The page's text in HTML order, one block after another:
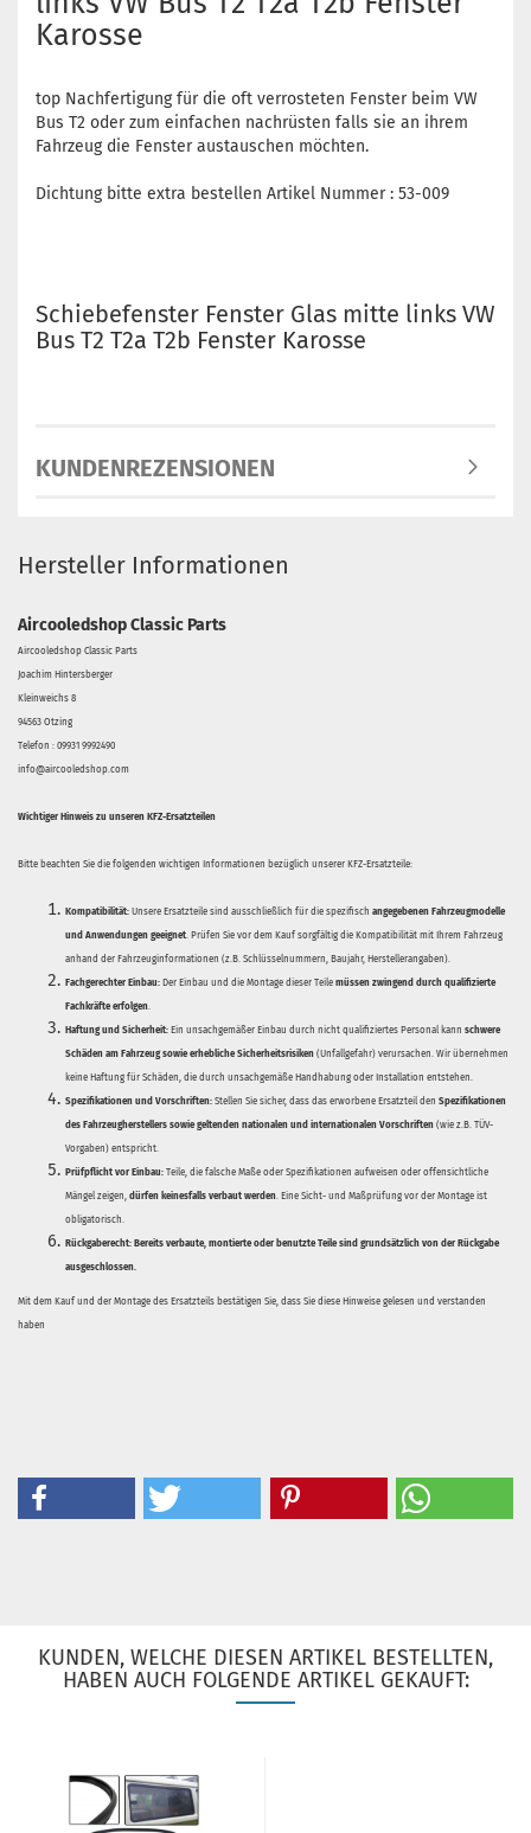
Karosse
top Nachfertigung für die oft verrosteten Fenster beim VW
Bus T2 oder zum einfachen nachrüsten falls sie an ihrem
Fahrzeug die Fenster austauschen möchten.
Dichtung bitte extra bestellen Artikel Nummer : 53-009
Schiebefenster Fenster Glas mitte links VW
Bus T2 T2a T2b Fenster Karosse
KUNDENREZENSIONEN
Hersteller Informationen
Aircooledshop Classic Parts
Aircooledshop Classic Parts
Joachim Hintersberger
Kleinweichs 8
94563 Otzing
Telefon : 09931 9992490
info@aircooledshop.com
Wichtiger Hinweis zu unseren KFZ-Ersatzteilen
Bitte beachten Sie die folgenden wichtigen Informationen bezüglich unserer KFZ-Ersatzteile:
Kompatibilität: Unsere Ersatzteile sind ausschließlich für die spezifisch angegebenen Fahrzeugmodelle
und Anwendungen geeignet. Prüfen Sie vor dem Kauf sorgfältig die Kompatibilität mit Ihrem Fahrzeug
anhand der Fahrzeuginformationen (z.B. Schlüsselnummern, Baujahr, Herstellerangaben).
Fachgerechter Einbau: Der Einbau und die Montage dieser Teile müssen zwingend durch qualifizierte
Fachkräfte erfolgen.
Haftung und Sicherheit: Ein unsachgemäßer Einbau durch nicht qualifiziertes Personal kann schwere
Schäden am Fahrzeug sowie erhebliche Sicherheitsrisiken (Unfallgefahr) verursachen. Wir übernehmen
keine Haftung für Schäden, die durch unsachgemäße Handhabung oder Installation entstehen.
Spezifikationen und Vorschriften: Stellen Sie sicher, dass das erworbene Ersatzteil den Spezifikationen
des Fahrzeugherstellers sowie geltenden nationalen und internationalen Vorschriften (wie z.B. TÜV-
Vorgaben) entspricht.
Prüfpflicht vor Einbau: Teile, die falsche Maße oder Spezifikationen aufweisen oder offensichtliche
Mängel zeigen, dürfen keinesfalls verbaut werden. Eine Sicht- und Maßprüfung vor der Montage ist
obligatorisch.
Rückgaberecht: Bereits verbaute, montierte oder benutzte Teile sind grundsätzlich von der Rückgabe
ausgeschlossen.
Mit dem Kauf und der Montage des Ersatzteils bestätigen Sie, dass Sie diese Hinweise gelesen und verstanden
haben
KUNDEN, WELCHE DIESEN ARTIKEL BESTELLTEN,
HABEN AUCH FOLGENDE ARTIKEL GEKAUFT: